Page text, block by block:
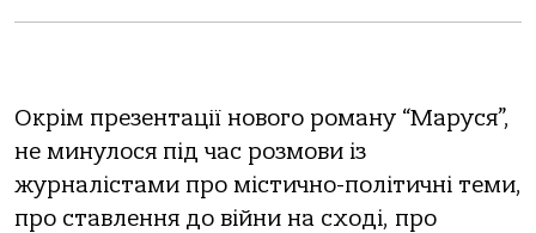
Окрім презентації нового роману “Маруся”,
не минулося під час розмови із
журналістами про містично-політичні теми,
про ставлення до війни на сході, про